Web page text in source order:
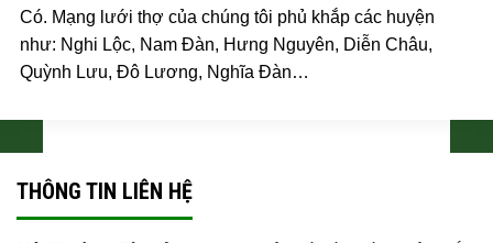
Có. Mạng lưới thợ của chúng tôi phủ khắp các huyện
như: Nghi Lộc, Nam Đàn, Hưng Nguyên, Diễn Châu,
Quỳnh Lưu, Đô Lương, Nghĩa Đàn…
THÔNG TIN LIÊN HỆ